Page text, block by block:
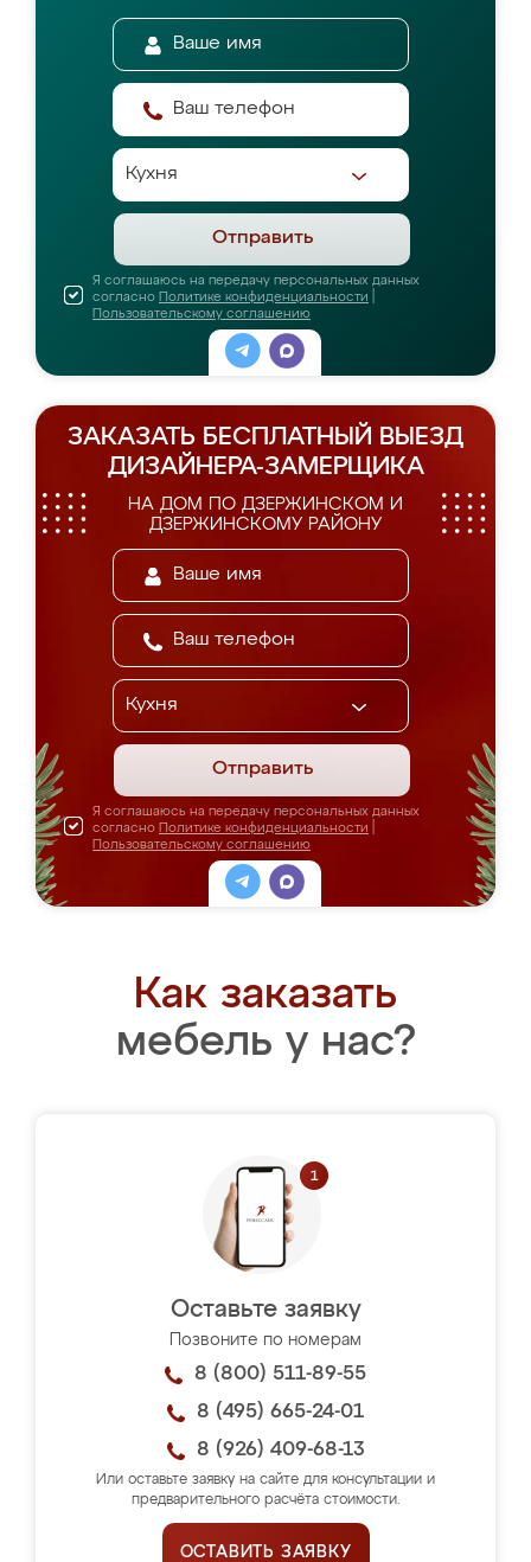
Отправить
Я соглашаюсь на передачу персональных данных
согласно Политике конфиденциальности
Пользовательскому соглашению
ЗАКАЗАТЬ БЕСПЛАТНЫЙ ВЫЕЗД
ДИЗАЙНЕРА-ЗАМЕРЩИКА
НА ДОМ ПО ДЗЕРЖИНСКОМ И
ДЗЕРЖИНСКОМУ РАЙОНУ
Отправить
Я соглашаюсь на передачу персональных данных
согласно Политике конфиденциальности
Пользовательскому соглашению
Как заказать
мебель у нас?
Оставьте заявку
Позвоните по номерам
8 (800) 511-89-55
8 (495) 665-24-01
8 (926) 409-68-13
Или оставьте заявку на сайте для консультации и
предварительного расчёта стоимости.
ОСТАВИТЬ ЗАЯВКУ